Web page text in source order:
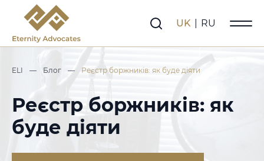
UK RU
ELI — Блог — Реєстр боржників: як буде діяти
Реєстр боржників: як
буде діяти